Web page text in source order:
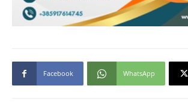
Facebook WhatsApp